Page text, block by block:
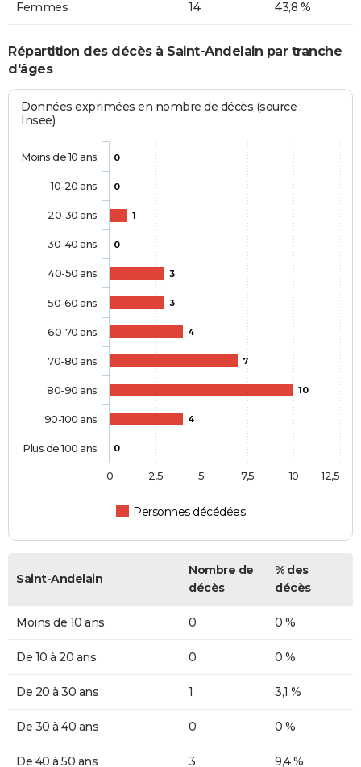
Femmes 14 43,8 %
Répartition des décès à Saint-Andelain par tranche
d'âges
Données exprimées en nombre de décès (source :
Insee)
0
0
1
0
3
3
4
7
10
4
0
Personnes décédées
Moins de 10 ans
10-20 ans
20-30 ans
30-40 ans
40-50 ans
50-60 ans
60-70 ans
70-80 ans
80-90 ans
90-100 ans
Plus de 100 ans
0 10
2,5 5 7,5 12,5
Saint-Andelain
Nombre de
décès
% des
décès
Moins de 10 ans 0 0 %
De 10 à 20 ans 0 0 %
De 20 à 30 ans 1 3,1 %
De 30 à 40 ans 0 0 %
De 40 à 50 ans 3 9,4 %